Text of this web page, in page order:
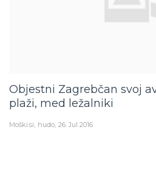
Objestni Zagrebčan svoj
plaži, med ležalniki
Moški.si hudo 26. Jul 2016